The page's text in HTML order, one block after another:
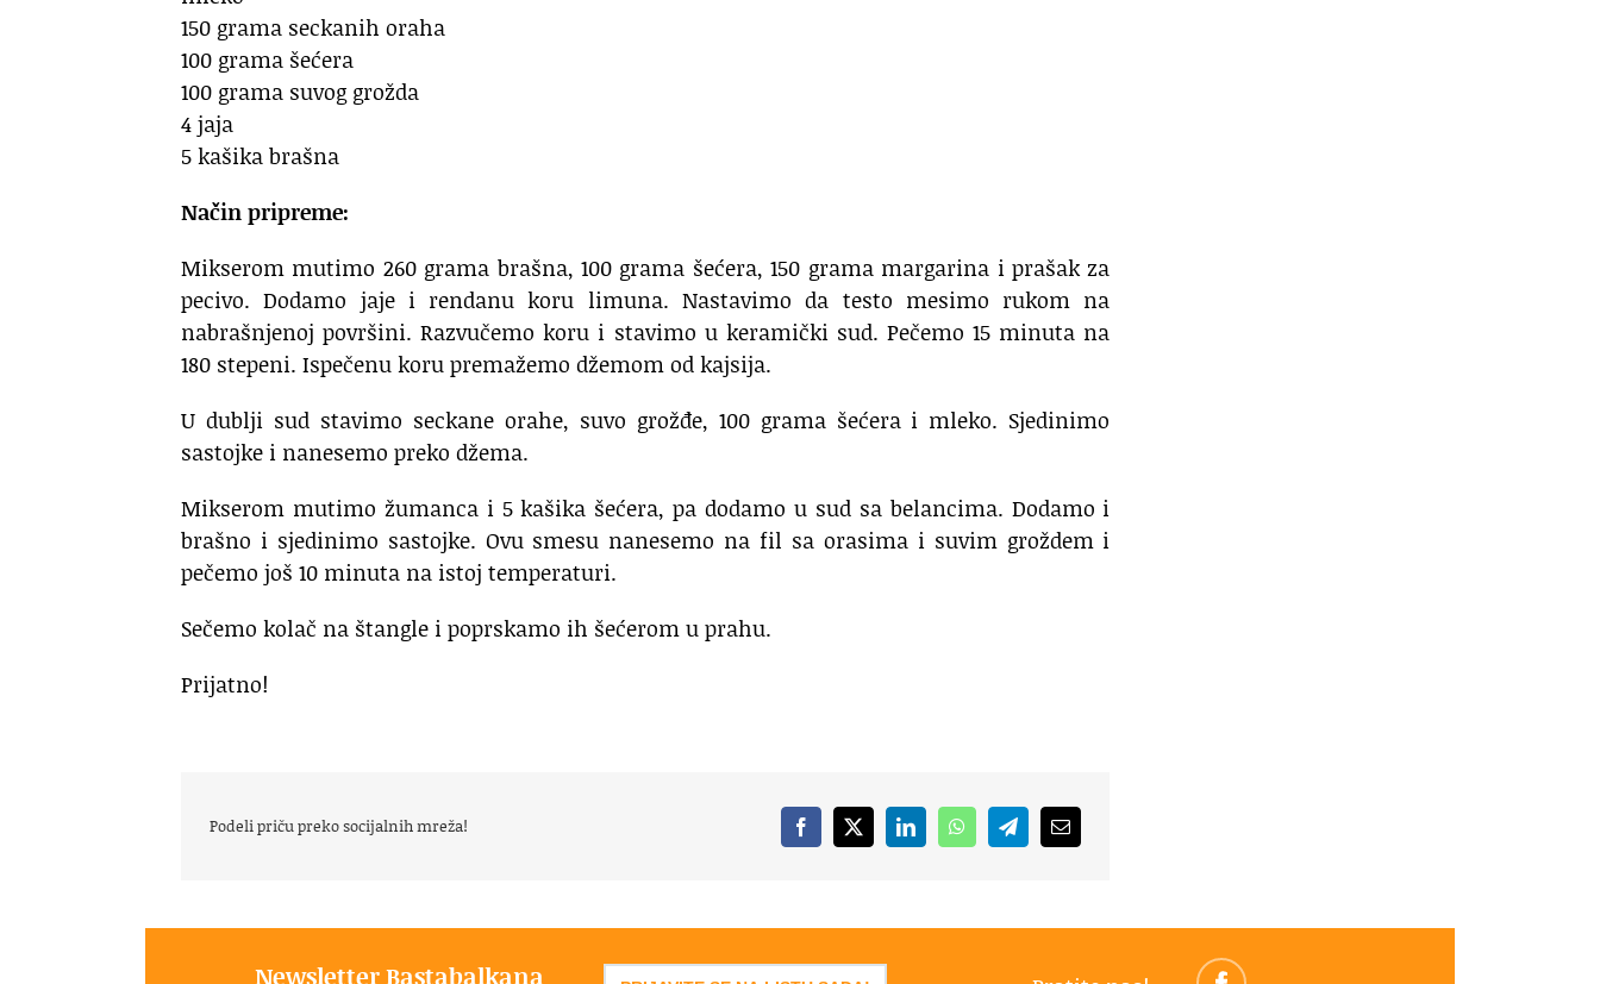
150 grama seckanih oraha
100 grama šećera
100 grama suvog grožda
4 jaja
5 kašika brašna
Način pripreme:
Mikserom mutimo 260 grama brašna, 100 grama šećera, 150 grama margarina i prašak za
pecivo. Dodamo jaje i rendanu koru limuna. Nastavimo da testo mesimo rukom na
nabrašnjenoj površini. Razvučemo koru i stavimo u keramički sud. Pečemo 15 minuta na
180 stepeni. Ispečenu koru premažemo džemom od kajsija.
U dublji sud stavimo seckane orahe, suvo grožđe, 100 grama šećera i mleko. Sjedinimo
sastojke i nanesemo preko džema.
Mikserom mutimo žumanca i 5 kašika šećera, pa dodamo u sud sa belancima. Dodamo i
brašno i sjedinimo sastojke. Ovu smesu nanesemo na fil sa orasima i suvim groždem i
pečemo još 10 minuta na istoj temperaturi.
Sečemo kolač na štangle i poprskamo ih šećerom u prahu.
Prijatno!
Podeli priču preko socijalnih mreža! Facebook
X LinkedInWhatsAppTelegramEmail
Newsletter Bastabalkana